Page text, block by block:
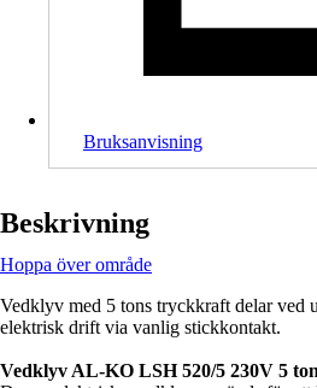
Bruksanvisning
Beskrivning
Hoppa över område
Vedklyv med 5 tons tryckkraft delar ved
elektrisk drift via vanlig stickkontakt.
Vedklyv AL-KO LSH 520/5 230V 5 ton